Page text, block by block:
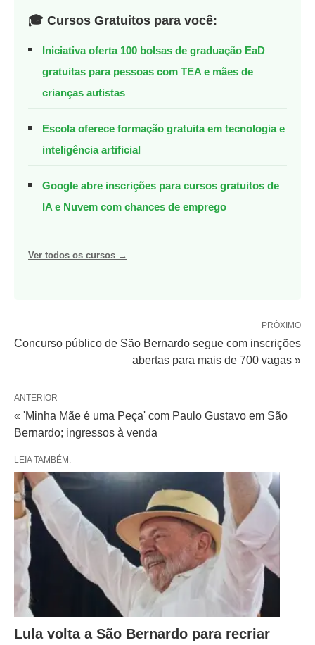
🎓 Cursos Gratuitos para você:
Iniciativa oferta 100 bolsas de graduação EaD
gratuitas para pessoas com TEA e mães de
crianças autistas
Escola oferece formação gratuita em tecnologia e
inteligência artificial
Google abre inscrições para cursos gratuitos de
IA e Nuvem com chances de emprego
Ver todos os cursos →
PRÓXIMO
Concurso público de São Bernardo segue com inscrições
abertas para mais de 700 vagas »
ANTERIOR
« 'Minha Mãe é uma Peça' com Paulo Gustavo em São
Bernardo; ingressos à venda
LEIA TAMBÉM:
Lula volta a São Bernardo para recriar